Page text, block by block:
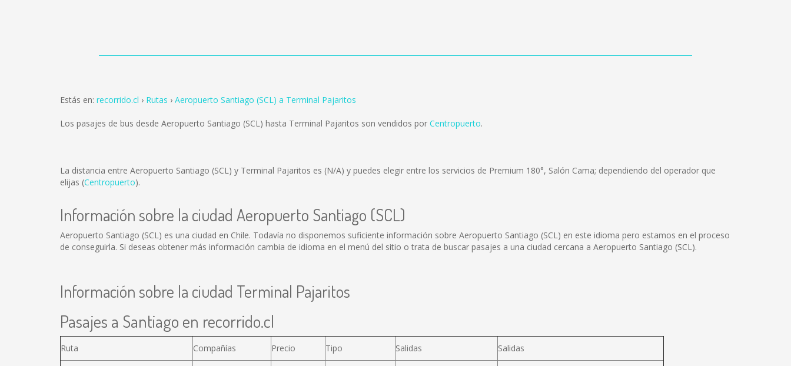
Estás en: recorrido.cl Rutas Aeropuerto Santiago (SCL) a Terminal Pajaritos
Los pasajes de bus desde Aeropuerto Santiago (SCL) hasta Terminal Pajaritos son vendidos por Centropuerto.
La distancia entre Aeropuerto Santiago (SCL) y Terminal Pajaritos es (N/A) y puedes elegir entre los servicios de Premium 180°, Salón Cama; dependiendo del operador que
elijas (Centropuerto).
Información sobre la ciudad Aeropuerto Santiago (SCL)
Aeropuerto Santiago (SCL) es una ciudad en Chile. Todavía no disponemos suficiente información sobre Aeropuerto Santiago (SCL) en este idioma pero estamos en el proceso
de conseguirla. Si deseas obtener más información cambia de idioma en el menú del sitio o trata de buscar pasajes a una ciudad cercana a Aeropuerto Santiago (SCL).
Información sobre la ciudad Terminal Pajaritos
Pasajes a Santiago en recorrido.cl
Ruta Compañías Precio Tipo Salidas Salidas